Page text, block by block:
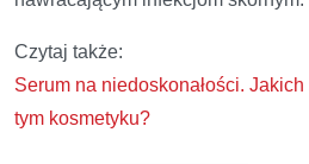
Czytaj także:
Serum na niedoskonałości.
tym kosmetyku?